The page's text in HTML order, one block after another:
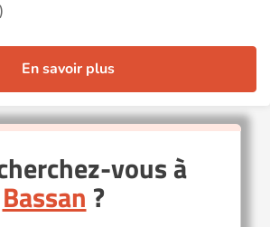
En savoir plus
vous à
Bassan ?